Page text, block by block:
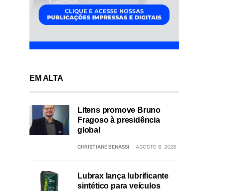
EM ALTA
Litens promove Bruno
Fragoso à presidência
global
CHRISTIANE BENASSI AGOSTO 6, 2026
Lubrax lança lubrificante
sintético para veículos